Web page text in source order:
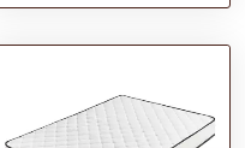
kétoldalas hab matrac 90x200